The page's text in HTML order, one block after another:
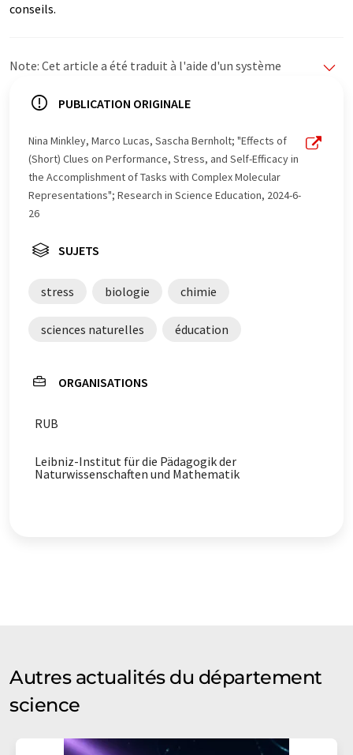
conseils.
Note: Cet article a été traduit à l'aide d'un système
propose ces traductions automatiques pour présenter
été traduit avec traduction automatique, il est possible
qu'il contienne des erreurs de vocabulaire, de syntaxe ou
de grammaire. L'article original dans Anglais peut être
trouvéici.
PUBLICATION ORIGINALE
Nina Minkley, Marco Lucas, Sascha Bernholt; "Effects of
(Short) Clues on Performance, Stress, and Self-Efficacy in
the Accomplishment of Tasks with Complex Molecular
Representations"; Research in Science Education, 2024-6-
26
SUJETS
stress biologie chimie
sciences naturelles éducation
ORGANISATIONS
RUB
Leibniz-Institut für die Pädagogik der
Naturwissenschaften und Mathematik
Autres actualités du département
science